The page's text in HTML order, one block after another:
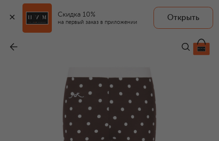
Скидка 10%
на первый заказ в приложении
Открыть